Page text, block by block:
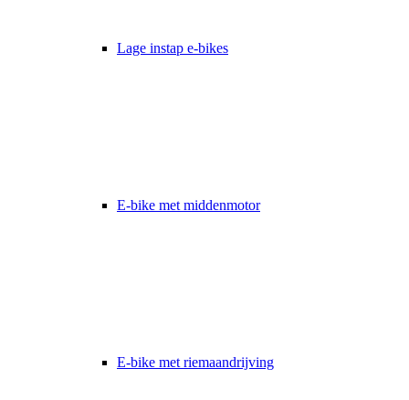
Lage instap e-bikes
E-bike met middenmotor
E-bike met riemaandrijving